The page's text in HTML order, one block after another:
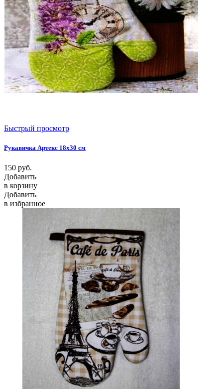
Быстрый просмотр
Рукавичка Артекс 18х30 см
150 руб.
Добавить
в корзину
Добавить
в избранное